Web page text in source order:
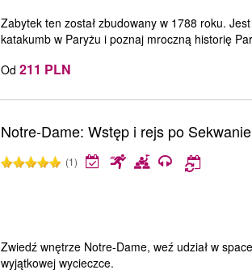
Zabytek ten został zbudowany w 1788 roku.
katakumb w Paryżu i poznaj mroczną historię
Od 211 PLN
Notre-Dame: Wstęp i rejs po Sekwanie
(1)
Zwiedź wnętrze Notre-Dame, weź udział w
wyjątkowej wycieczce.